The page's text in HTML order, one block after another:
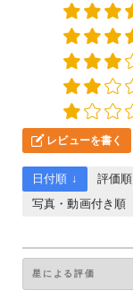
レビューを書く
日付順 ↓ 評価順
写真・動画付き順